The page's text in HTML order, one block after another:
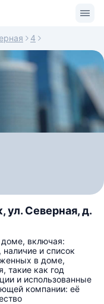
4
ул. Северная, д.
включая:
и список
в доме,
такие как год
и использованные
компании: её